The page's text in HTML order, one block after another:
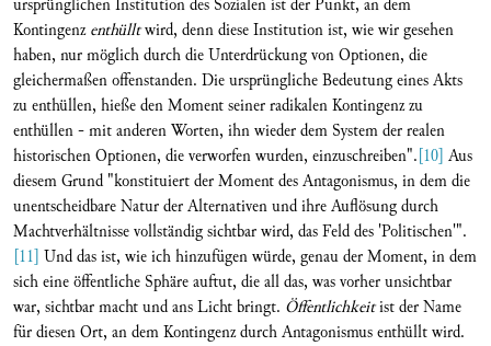
Kontingenzenthülltwird, denn diese Institution ist, wie wir gesehen
haben, nur möglich durch die Unterdrückung von Optionen, die
gleichermaßen offenstanden. Die ursprüngliche Bedeutung eines Akts
zu enthüllen, hieße den Moment seiner radikalen Kontingenz zu
enthüllen - mit anderen Worten, ihn wieder dem System der realen
historischen Optionen, die verworfen wurden, einzuschreiben".[10] Aus
diesem Grund "konstituiert der Moment des Antagonismus, in dem die
unentscheidbare Natur der Alternativen und ihre Auflösung durch
Machtverhältnisse vollständig sichtbar wird, das Feld des 'Politischen'".
[11] Und das ist, wie ich hinzufügen würde, genau der Moment, in dem
sich eine öffentliche Sphäre auftut, die all das, was vorher unsichtbar
war, sichtbar macht und ans Licht bringt. Öffentlichkeitist der Name
für diesen Ort, an dem Kontingenz durch Antagonismus enthüllt wird.